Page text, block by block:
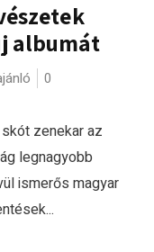
albumát
0
zenekar az
legnagyobb
ismerős magyar